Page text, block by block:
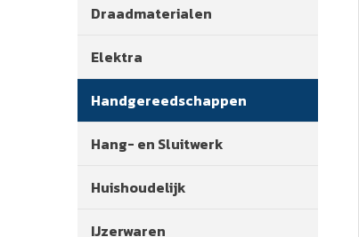
Draadmaterialen
Elektra
Handgereedschappen
Hang- en Sluitwerk
Huishoudelijk
IJzerwaren